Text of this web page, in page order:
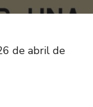
de abril de